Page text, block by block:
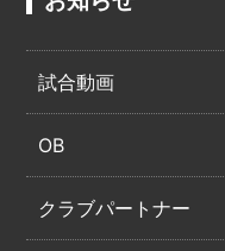
試合動画
OB
クラブパートナー